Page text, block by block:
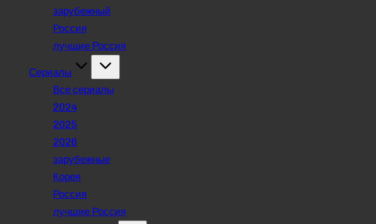
зарубежный
Россия
лучшие Россия
Сериалы
Все сериалы
2024
2025
2026
зарубежные
Корея
Россия
лучшие Россия